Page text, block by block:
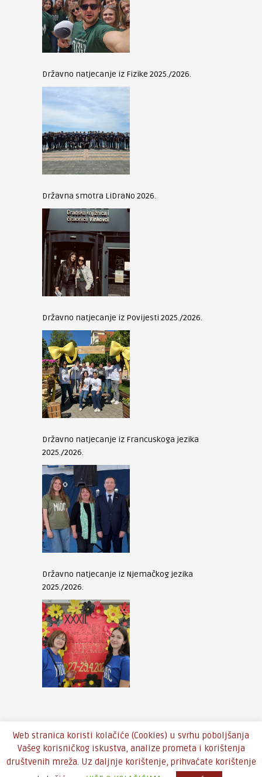
Državno natjecanje iz Fizike 2025./2026.
Državna smotra LiDraNo 2026.
Državno natjecanje iz Povijesti 2025./2026.
Državno natjecanje iz Francuskoga jezika
2025./2026.
Državno natjecanje iz Njemačkog jezika
2025./2026.
Copyright © 2016 - Theme by An-Themes
Web stranica koristi kolačiće (Cookies) u svrhu poboljšanja
Vašeg korisničkog iskustva, analize prometa i korištenja
društvenih mreža. Uz daljnje korištenje, prihvaćate korištenje